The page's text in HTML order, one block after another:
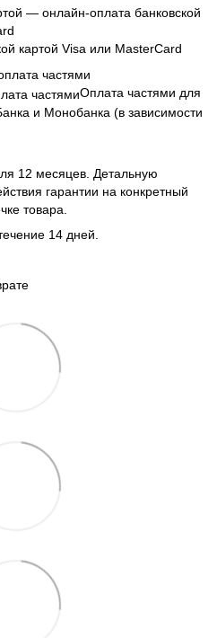
картой Visa или MasterCard
Оплата частями для
и Монобанка (в зависимости
12 месяцев. Детальную
гарантии на конкретный
товара.
14 дней.